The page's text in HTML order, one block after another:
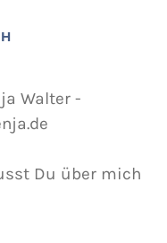
Du über mich